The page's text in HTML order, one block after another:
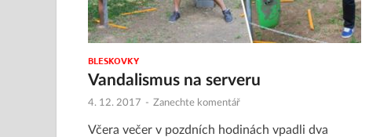
BLESKOVKY
Vandalismus na serveru
4. 12. 2017 - Zanechte komentář
Včera večer v pozdních hodinách vpadli dva